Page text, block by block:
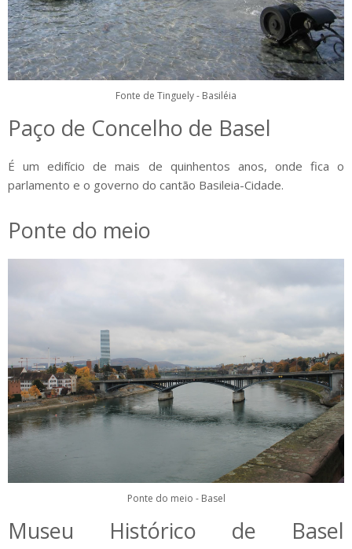
Fonte de Tinguely - Basiléia
Paço de Concelho de Basel
É um edifício de mais de quinhentos anos, onde fica o
parlamento e o governo do cantão Basileia-Cidade.
Ponte do meio
Ponte do meio - Basel
Museu Histórico de Basel